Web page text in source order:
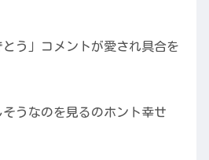
う」コメントが愛され具合を
うなのを見るのホント幸せ